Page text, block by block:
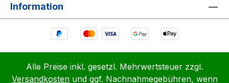
Information
Alle Preise inkl. gesetzl. Mehrwertsteuer zzgl.
Versandkostenund ggf. Nachnahmegebühren, wenn